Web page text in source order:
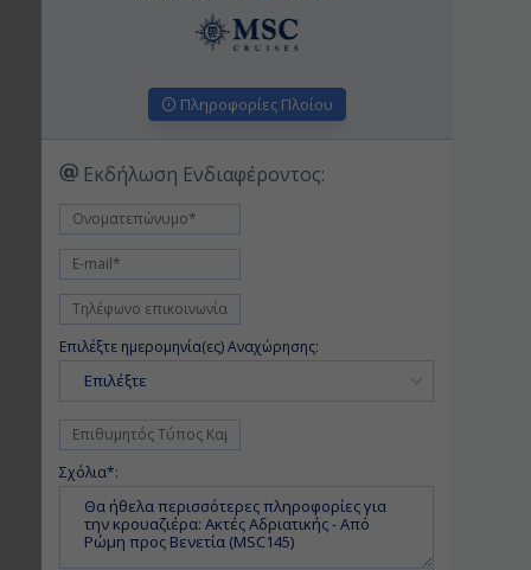
Πληροφορίες Πλοίου
Εκδήλωση Ενδιαφέροντος:
Επιλέξτε ημερομηνία(ες) Αναχώρησης:
Επιλέξτε
Σχόλια*: